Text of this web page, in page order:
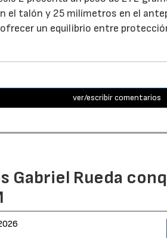
el talón y 25 milímetros en el
un equilibrio entre
ver/escribir comentarios
Gabriel Rueda